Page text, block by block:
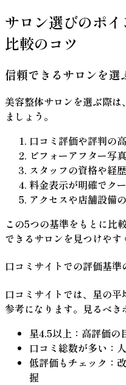
サロン選びのポ
比較のコツ
信頼できるサロンを選
美容整体サロンを選ぶ際
ましょう。
口コミ評価や評判の
ビフォーアフター写
スタッフの資格や経
料金表示が明確でク
アクセスや店舗設備
この5つの基準をもとに比
できるサロンを見つけやす
口コミサイトでの評価基準
口コミサイトでは、 星の平
参考になります。見るべき
星4.5以上 ：高評価の
口コミ総数が多い ：
低評価もチェック ：
握